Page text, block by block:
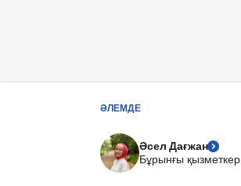
ӘЛЕМДЕ
Әсел Дағжан
Бұрынғы қызметкер